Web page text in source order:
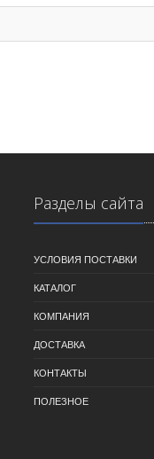
Разделы сайта
УСЛОВИЯ ПОСТАВКИ
КАТАЛОГ
КОМПАНИЯ
ДОСТАВКА
КОНТАКТЫ
ПОЛЕЗНОЕ